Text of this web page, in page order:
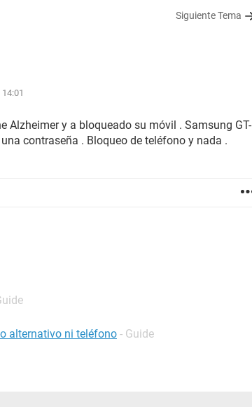
Siguiente Tema
Alzheimer y a bloqueado su móvil . Samsung GT-
contraseña . Bloqueo de teléfono y nada .
alternativo ni teléfono - Guide